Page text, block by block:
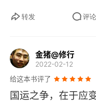
好，也得需要长时间
感觉。
转发 评论
金猪@修行
2022-02-12
给这本书评了
国运之争，在于应